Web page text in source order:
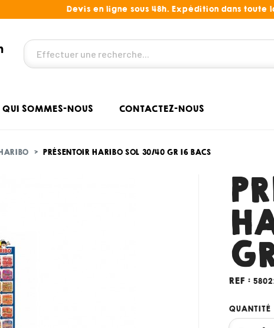
Devis en ligne sous 48h. Expédition dans toute
QUI SOMMES-NOUS CONTACTEZ-NOUS
PRÉSENTOIR HARIBO SOL 30/40 GR 16 BACS
REF :
QUANTITÉ